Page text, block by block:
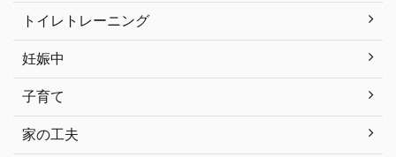
トイレトレーニング
妊娠中
子育て
家の工夫